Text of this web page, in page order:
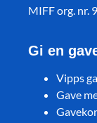
MIFF org. nr.
Gi en
Vipps
Gave